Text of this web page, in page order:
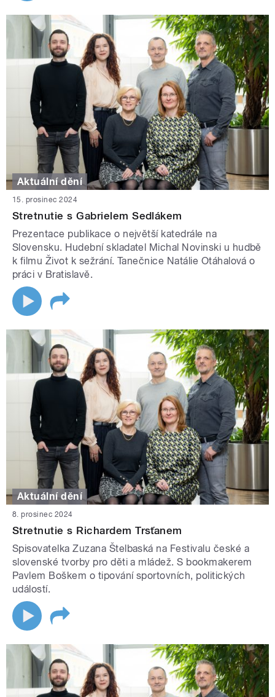
Aktuální dění
15. prosinec 2024
Stretnutie s Gabrielem Sedlákem
Prezentace publikace o největší katedrále na
Slovensku. Hudební skladatel Michal Novinski u hudbě
k filmu Život k sežrání. Tanečnice Natálie Otáhalová o
práci v Bratislavě.
Aktuální dění
8. prosinec 2024
Stretnutie s Richardem Trsťanem
Spisovatelka Zuzana Štelbaská na Festivalu české a
slovenské tvorby pro děti a mládež. S bookmakerem
Pavlem Boškem o tipování sportovních, politických
událostí.